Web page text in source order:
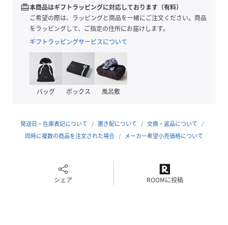
・表記サイズは全てスタッフが平置きで計測し
た実寸値です。計測の仕方により実寸値とは若
干（1～2cm前後 / 冬物は2～3cm）異なる場合
がございます。
100cm、110cm、120cm、130cm、140cm、
150cm
品番
QB4353_baa03344
( baa03344-a-100 QB4353
redeem本商品はギフトラッピングに対応しております（有料）
ご希望の際は、ラッピングと商品を一緒にご注文ください。商品
をラッピングして、ご指定の住所にお届けします。
ギフトラッピングサービスについて
バッグ ボックス 風呂敷
発送日・在庫表記について 置き配について
交換・返品について
同時に複数の商品を注文された場合
メーカー希望小売価格について
シェア ROOMに投稿